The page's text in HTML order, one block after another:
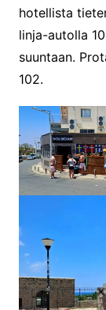
hotellista
linja-autolla
suuntaan.
102.